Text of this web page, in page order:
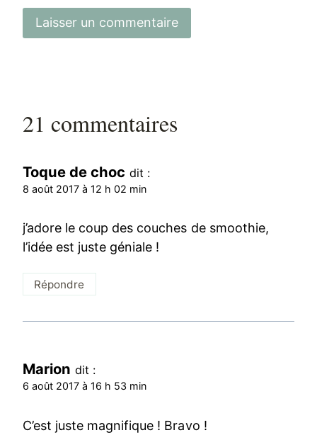
21 commentaires
Toque de choc dit :
8 août 2017 à 12 h 02 min
j’adore le coup des couches de smoothie,
l’idée est juste géniale !
Répondre
Marion dit :
6 août 2017 à 16 h 53 min
C’est juste magnifique ! Bravo !